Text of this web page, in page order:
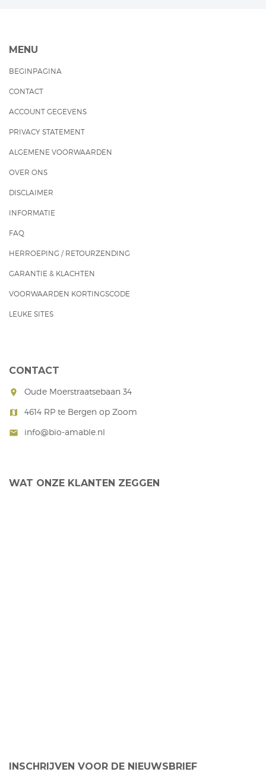
MENU
BEGINPAGINA
CONTACT
ACCOUNT GEGEVENS
PRIVACY STATEMENT
ALGEMENE VOORWAARDEN
OVER ONS
DISCLAIMER
INFORMATIE
FAQ
HERROEPING / RETOURZENDING
GARANTIE & KLACHTEN
VOORWAARDEN KORTINGSCODE
LEUKE SITES
CONTACT
room Oude Moerstraatsebaan 34
map 4614 RP te Bergen op Zoom
mail info@bio-amable.nl
WAT ONZE KLANTEN ZEGGEN
INSCHRIJVEN VOOR DE NIEUWSBRIEF